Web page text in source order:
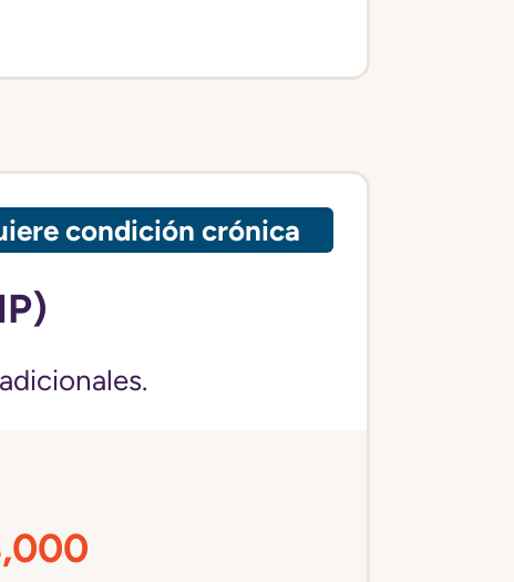
condición crónica